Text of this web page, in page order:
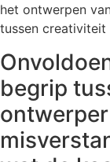
het ontwerpen
tussen creativiteit
begrip